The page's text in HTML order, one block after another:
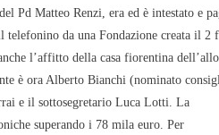
Pd Matteo Renzi, era ed è intestato e
da una Fondazione creata il
l’affitto della casa fiorentina
è ora Alberto Bianchi (nominato
e il sottosegretario Luca Lotti. La
superando i 78 mila euro. Per